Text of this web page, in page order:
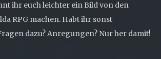
ihr euch leichter ein Bild von den
RPG machen. Habt ihr sonst
dazu? Anregungen? Nur her damit!